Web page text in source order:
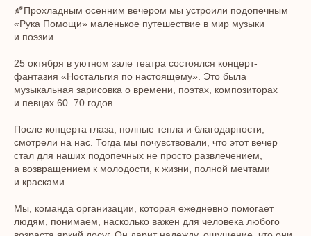
🍂Прохладным осенним вечером мы устроили подопечным
«Рука Помощи» маленькое путешествие в мир музыки
и поэзии.
25 октября в уютном зале театра состоялся концерт-
фантазия «Ностальгия по настоящему». Это была
музыкальная зарисовка о времени, поэтах, композиторах
и певцах 60−70 годов.
После концерта глаза, полные тепла и благодарности,
смотрели на нас. Тогда мы почувствовали, что этот вечер
стал для наших подопечных не просто развлечением,
а возвращением к молодости, к жизни, полной мечтами
и красками.
Мы, команда организации, которая ежедневно помогает
людям, понимаем, насколько важен для человека любого